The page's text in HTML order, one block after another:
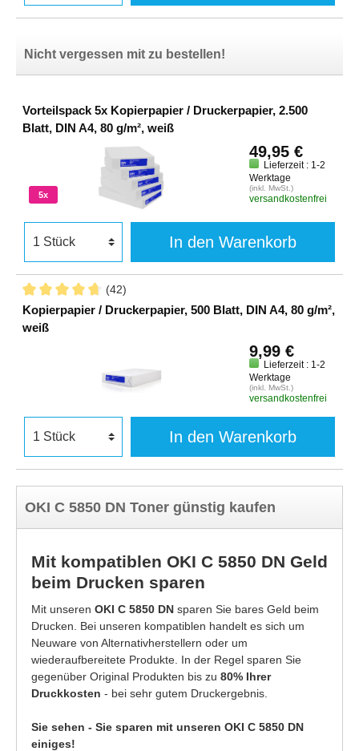
Nicht vergessen mit zu bestellen!
Vorteilspack 5x Kopierpapier / Druckerpapier, 2.500
Blatt, DIN A4, 80 g/m², weiß
5x
49,95 €
Lieferzeit : 1-2
Werktage
(inkl. MwSt.)
versandkostenfrei
In den Warenkorb
(42)
Kopierpapier / Druckerpapier, 500 Blatt, DIN A4, 80 g/m²,
weiß
9,99 €
Lieferzeit : 1-2
Werktage
(inkl. MwSt.)
versandkostenfrei
In den Warenkorb
OKI C 5850 DN Toner günstig kaufen
Mit kompatiblen OKI C 5850 DN Geld
beim Drucken sparen
Mit unseren OKI C 5850 DN sparen Sie bares Geld beim
Drucken. Bei unseren kompatiblen handelt es sich um
Neuware von Alternativherstellern oder um
wiederaufbereitete Produkte. In der Regel sparen Sie
gegenüber Original Produkten bis zu 80% Ihrer
Druckkosten - bei sehr gutem Druckergebnis.
Sie sehen - Sie sparen mit unseren OKI C 5850 DN
einiges!